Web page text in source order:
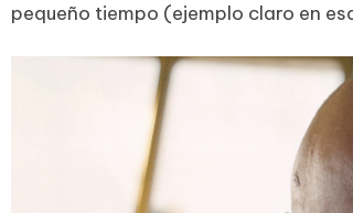
pequeño tiempo (ejemplo claro en